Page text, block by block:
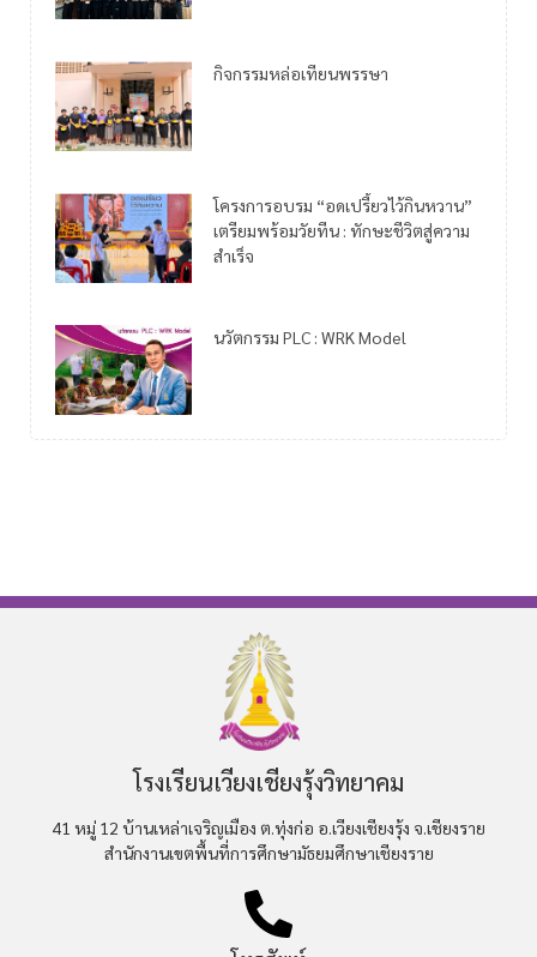
กิจกรรมหล่อเทียนพรรษา
โครงการอบรม “อดเปรี้ยวไว้กินหวาน”
เตรียมพร้อมวัยทีน : ทักษะชีวิตสู่ความ
สำเร็จ
นวัตกรรม PLC : WRK Model
โรงเรียนเวียงเชียงรุ้งวิทยาคม
41 หมู่ 12 บ้านเหล่าเจริญเมือง ต.ทุ่งก่อ อ.เวียงเชียงรุ้ง จ.เชียงราย
สำนักงานเขตพื้นที่การศึกษามัธยมศึกษาเชียงราย